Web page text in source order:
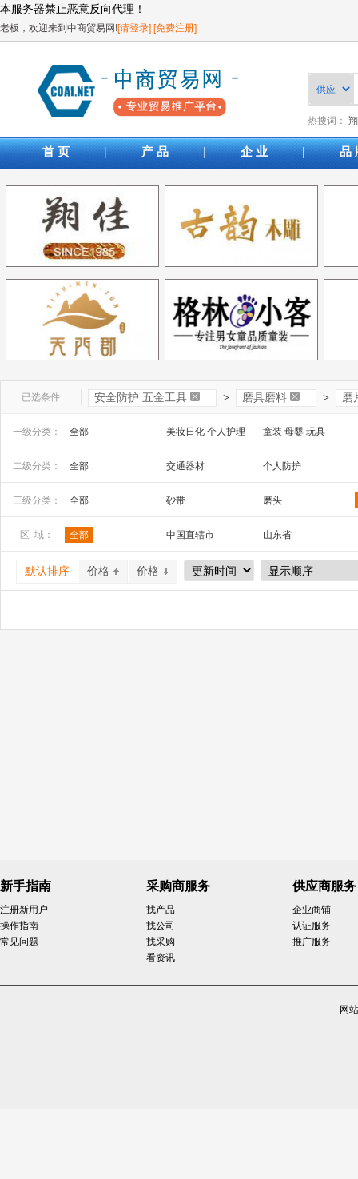
本服务器禁止恶意反向代理！
老板，欢迎来到中商贸易网![请登录][免费注册]
热搜词：
首 页 | 产 品 | 企 业 | 品
已选条件 安全防护 五金工具 > 磨具磨料 > 磨
一级分类： 全部 美妆日化 个人护理
童装 母婴 玩具
安全防护 五金工具
家装建材 机床 机械及行业设备
二级分类： 全部 交通器材
个人防护
三级分类：
全部 砂带 磨头
区 域： 全部 中国直辖市
山东省
广西
辽宁省
吉林省
宁夏
四川省 贵州省
默认排序 价格 价格
新手指南
注册新用户
操作指南
常见问题
采购商服务
找产品
找公司
找采购
看资讯
供应商服务
企业商铺
认证服务
推广服务
网